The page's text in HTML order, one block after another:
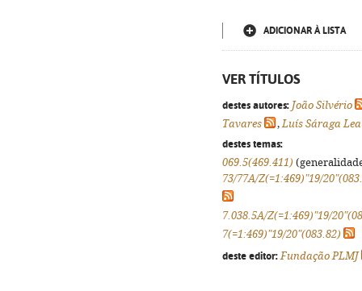
ADICIONAR À LISTA
VER TÍTULOS
destes autores: João Silvério
Tavares
,Luís Sáraga
destes temas:
069.5(469.411)
73/77A/Z(=1:469)"19/
7.038.5A/Z(=1:469)"19/
7(=1:469)"19/20"(083.82)
deste editor: Fundação PLMJ